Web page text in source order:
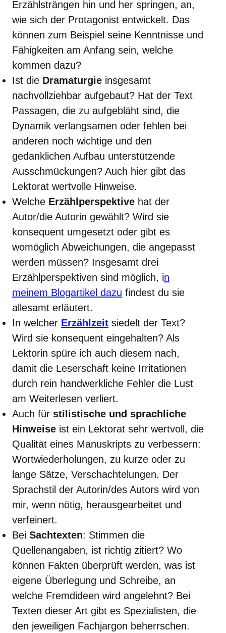
Erzählsträngen hin und her springen, an,
wie sich der Protagonist entwickelt. Das
können zum Beispiel seine Kenntnisse und
Fähigkeiten am Anfang sein, welche
kommen dazu?
Ist die Dramaturgie insgesamt
nachvollziehbar aufgebaut? Hat der Text
Passagen, die zu aufgebläht sind, die
Dynamik verlangsamen oder fehlen bei
anderen noch wichtige und den
gedanklichen Aufbau unterstützende
Ausschmückungen? Auch hier gibt das
Lektorat wertvolle Hinweise.
Welche Erzählperspektive hat der
Autor/die Autorin gewählt? Wird sie
konsequent umgesetzt oder gibt es
womöglich Abweichungen, die angepasst
werden müssen? Insgesamt drei
Erzählperspektiven sind möglich, in
meinem Blogartikel dazu findest du sie
allesamt erläutert.
In welcher Erzählzeit siedelt der Text?
Wird sie konsequent eingehalten? Als
Lektorin spüre ich auch diesem nach,
damit die Leserschaft keine Irritationen
durch rein handwerkliche Fehler die Lust
am Weiterlesen verliert.
Auch für stilistische und sprachliche
Hinweise ist ein Lektorat sehr wertvoll, die
Qualität eines Manuskripts zu verbessern:
Wortwiederholungen, zu kurze oder zu
lange Sätze, Verschachtelungen. Der
Sprachstil der Autorin/des Autors wird von
mir, wenn nötig, herausgearbeitet und
verfeinert.
Bei Sachtexten: Stimmen die
Quellenangaben, ist richtig zitiert? Wo
können Fakten überprüft werden, was ist
eigene Überlegung und Schreibe, an
welche Fremdideen wird angelehnt? Bei
Texten dieser Art gibt es Spezialisten, die
den jeweiligen Fachjargon beherrschen.